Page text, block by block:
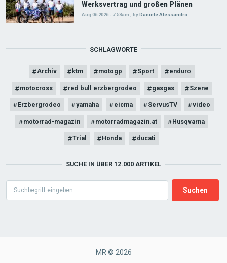
Werksvertrag und großen Plänen
Aug 06 2026 - 7:58am byDaniele Alessandro
SCHLAGWORTE
Archiv ktm motogp Sport enduro
motocross red bull erzbergrodeo gasgas Szene
Erzbergrodeo yamaha eicma ServusTV video
motorrad-magazin motorradmagazin.at Husqvarna
Trial Honda ducati
SUCHE IN ÜBER 12.000 ARTIKEL
MR © 2026